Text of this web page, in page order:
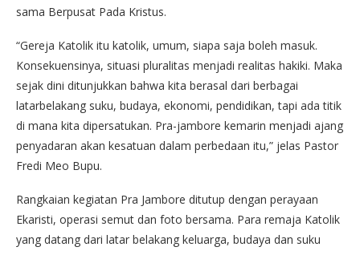
sama Berpusat Pada Kristus.
“Gereja Katolik itu katolik, umum, siapa saja boleh masuk.
Konsekuensinya, situasi pluralitas menjadi realitas hakiki. Maka
sejak dini ditunjukkan bahwa kita berasal dari berbagai
latarbelakang suku, budaya, ekonomi, pendidikan, tapi ada titik
di mana kita dipersatukan. Pra-jambore kemarin menjadi ajang
penyadaran akan kesatuan dalam perbedaan itu,” jelas Pastor
Fredi Meo Bupu.
Rangkaian kegiatan Pra Jambore ditutup dengan perayaan
Ekaristi, operasi semut dan foto bersama. Para remaja Katolik
yang datang dari latar belakang keluarga, budaya dan suku